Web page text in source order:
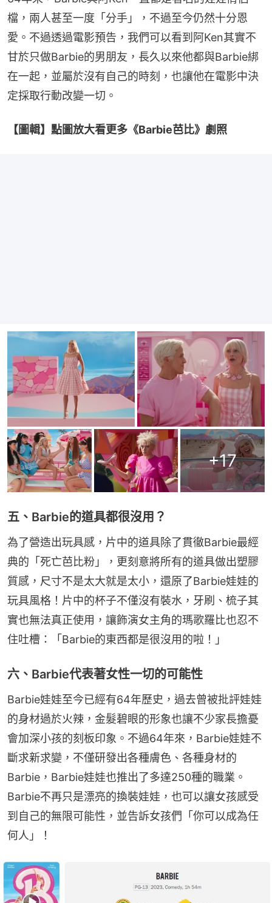
檔，兩人甚至一度「分手」，不過至今仍然十分恩
愛。不過透過電影預告，我們可以看到阿Ken其實不
甘於只做Barbie的男朋友，長久以來他都與Barbie綁
在一起，並屬於沒有自己的時刻，也讓他在電影中決
定採取行動改變一切。
【圖輯】點圖放大看更多《Barbie芭比》劇照
+17
五、Barbie的道具都很沒用？
為了營造出玩具感，片中的道具除了貫徹Barbie最經
典的「死亡芭比粉」，更刻意將所有的道具做出塑膠
質感，尺寸不是太大就是太小，還原了Barbie娃娃的
玩具風格！片中的杯子不僅沒有裝水，牙刷、梳子其
實也無法真正使用，讓飾演女主角的瑪歌羅比也忍不
住吐槽：「Barbie的東西都是很沒用的啦！」
六、Barbie代表著女性一切的可能性
Barbie娃娃至今已經有64年歷史，過去曾被批評娃娃
的身材過於火辣，金髮碧眼的形象也讓不少家長擔憂
會加深小孩的刻板印象。不過64年來，Barbie娃娃不
斷求新求變，不僅研發出各種膚色、各種身材的
Barbie，Barbie娃娃也推出了多達250種的職業。
Barbie不再只是漂亮的換裝娃娃，也可以讓女孩感受
到自己的無限可能性，並告訴女孩們「你可以成為任
何人」！